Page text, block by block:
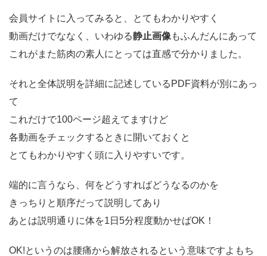
会員サイトに入ってみると、とてもわかりやすく
動画だけでななく、いわゆる静止画像 もふんだんにあって
これがまた筋肉の素人にとっては直感で分かりました。
それと全体説明を詳細に記述しているPDF資料が別にあっ
て
これだけで100ページ超えてますけど
各動画をチェックするときに開いておくと
とてもわかりやすく頭に入りやすいです。
端的に言うなら、何をどうすればどうなるのかを
きっちりと順序だって説明してあり
あとは説明通りに体を1日5分程度動かせばOK！
OK!というのは腰痛から解放されるという意味ですよもち